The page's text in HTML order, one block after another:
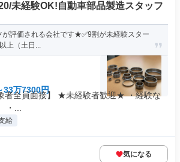
未経験OK!自動車部品製造スタッフ
評価される会社です★✅9割が未経験スター
上（土日...
33万7300円
者全員面接】 ★未経験者歓迎★ ・経験な
・...
給
気になる